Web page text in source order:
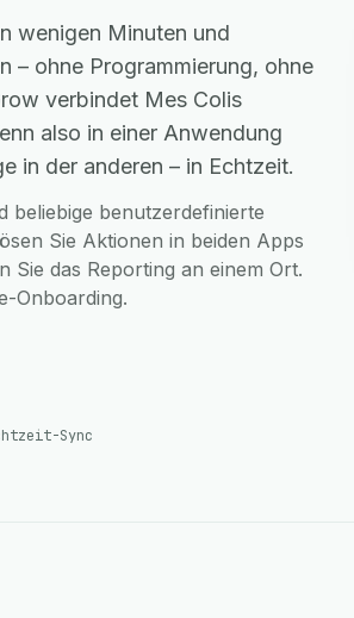
wenigen Minuten und
– ohne Programmierung, ohne
verbindet Mes Colis
also in einer Anwendung
in der anderen – in Echtzeit.
beliebige benutzerdefinierte
Sie Aktionen in beiden Apps
Sie das Reporting an einem Ort.
Onboarding.
Sync